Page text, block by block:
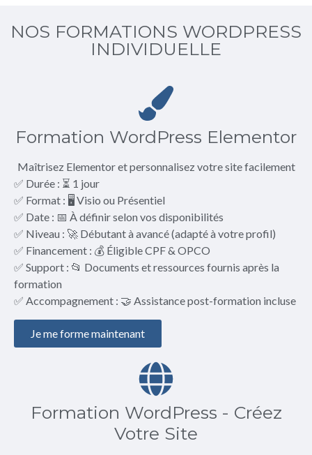
NOS FORMATIONS WORDPRESS
INDIVIDUELLE
Formation WordPress Elementor
Maîtrisez Elementor et personnalisez votre site facilement
✅ Durée : ⏳ 1 jour
✅ Format : 🖥️ Visio ou Présentiel
✅ Date : 📅 À définir selon vos disponibilités
✅ Niveau : 🚀 Débutant à avancé (adapté à votre profil)
✅ Financement : 💰 Éligible CPF & OPCO
✅ Support : 📂 Documents et ressources fournis après la
formation
✅ Accompagnement : 🤝 Assistance post-formation incluse
Je me forme maintenant
Formation WordPress - Créez
Votre Site